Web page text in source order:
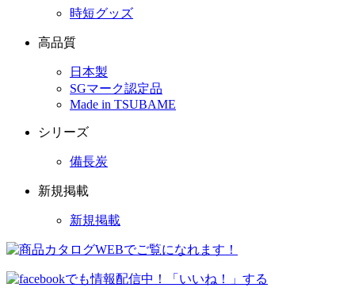
時短グッズ
高品質
日本製
SGマーク認定品
Made in TSUBAME
シリーズ
備長炭
新規掲載
新規掲載